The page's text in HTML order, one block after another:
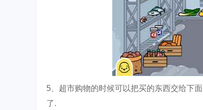
5、超市购物的时候可以把买的东西交给下
了.